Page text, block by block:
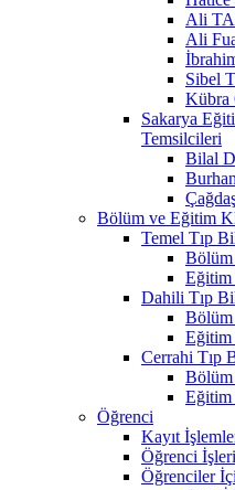
Ali
Ali
Sibel
Sakarya
Temsilcileri
Bilal
Bölüm ve Eğitim
Temel Tıp
Bölüm
Dahili Tıp
Bölüm
Cerrahi Tıp
Bölüm
Öğrenci
Kayıt
Öğrenci
Öğrenciler